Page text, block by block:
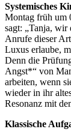
Systemisches
Montag früh um
sagt: „Tanja, wir
Anrufe dieser
Luxus erlaube,
Denn die
Angst*“ von
arbeiten, wenn
wieder in ihr
Resonanz mit
Klassische